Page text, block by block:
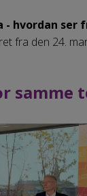
- hvordan ser
fra den 24.
samme